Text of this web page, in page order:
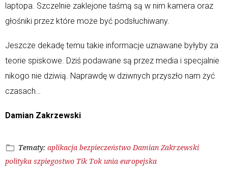
laptopa. Szczelnie zaklejone taśmą są w nim kamera oraz
głośniki przez które może być podsłuchiwany.
Jeszcze dekadę temu takie informacje uznawane byłyby za
teorie spiskowe. Dziś podawane są przez media i specjalnie
nikogo nie dziwią. Naprawdę w dziwnych przyszło nam żyć
czasach…
Damian Zakrzewski
Tematy: aplikacja bezpieczeństwo Damian Zakrzewski
polityka szpiegostwo Tik Tok unia europejska